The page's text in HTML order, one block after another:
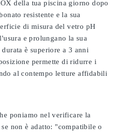
della tua piscina giorno dopo
resistente e la sua
di misura del vetro pH
e prolungano la sua
è superiore a 3 anni
permette di ridurre i
al contempo letture affidabili
poniamo nel verificare la
non è adatto: "compatibile o